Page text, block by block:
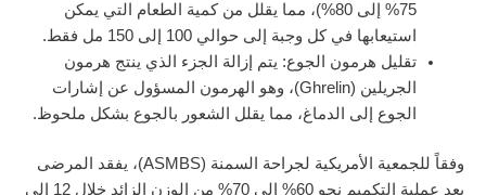
75% إلى 80%)، مما يقلل من كمية الطعام التي يمكن
استيعابها في كل وجبة إلى حوالي 100 إلى 150 مل فقط.
تقليل هرمون الجوع: يتم إزالة الجزء الذي ينتج هرمون
الجريلين (Ghrelin)، وهو الهرمون المسؤول عن إشارات
الجوع إلى الدماغ، مما يقلل الشعور بالجوع بشكل ملحوظ.
وفقاً للجمعية الأمريكية لجراحة السمنة (ASMBS)، يفقد المرضى
بعد عملية التكميم نحو 60% إلى 70% من الوزن الزائد خلال 12 إلى